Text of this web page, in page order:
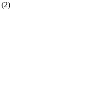
(2)